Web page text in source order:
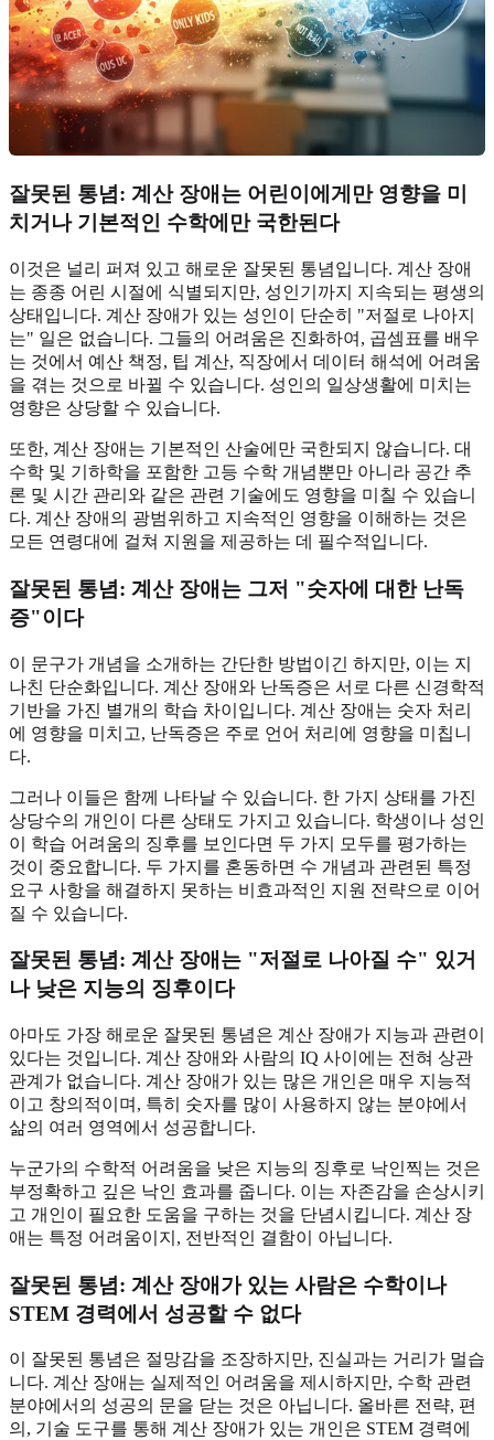
잘못된 통념: 계산 장애는 어린이에게만 영향을 미
치거나 기본적인 수학에만 국한된다
이것은 널리 퍼져 있고 해로운 잘못된 통념입니다. 계산 장애
는 종종 어린 시절에 식별되지만, 성인기까지 지속되는 평생의
상태입니다. 계산 장애가 있는 성인이 단순히 "저절로 나아지
는" 일은 없습니다. 그들의 어려움은 진화하여, 곱셈표를 배우
는 것에서 예산 책정, 팁 계산, 직장에서 데이터 해석에 어려움
을 겪는 것으로 바뀔 수 있습니다. 성인의 일상생활에 미치는
영향은 상당할 수 있습니다.
또한, 계산 장애는 기본적인 산술에만 국한되지 않습니다. 대
수학 및 기하학을 포함한 고등 수학 개념뿐만 아니라 공간 추
론 및 시간 관리와 같은 관련 기술에도 영향을 미칠 수 있습니
다. 계산 장애의 광범위하고 지속적인 영향을 이해하는 것은
모든 연령대에 걸쳐 지원을 제공하는 데 필수적입니다.
잘못된 통념: 계산 장애는 그저 "숫자에 대한 난독
증"이다
이 문구가 개념을 소개하는 간단한 방법이긴 하지만, 이는 지
나친 단순화입니다. 계산 장애와 난독증은 서로 다른 신경학적
기반을 가진 별개의 학습 차이입니다. 계산 장애는 숫자 처리
에 영향을 미치고, 난독증은 주로 언어 처리에 영향을 미칩니
다.
그러나 이들은 함께 나타날 수 있습니다. 한 가지 상태를 가진
상당수의 개인이 다른 상태도 가지고 있습니다. 학생이나 성인
이 학습 어려움의 징후를 보인다면 두 가지 모두를 평가하는
것이 중요합니다. 두 가지를 혼동하면 수 개념과 관련된 특정
요구 사항을 해결하지 못하는 비효과적인 지원 전략으로 이어
질 수 있습니다.
잘못된 통념: 계산 장애는 "저절로 나아질 수" 있거
나 낮은 지능의 징후이다
아마도 가장 해로운 잘못된 통념은 계산 장애가 지능과 관련이
있다는 것입니다. 계산 장애와 사람의 IQ 사이에는 전혀 상관
관계가 없습니다. 계산 장애가 있는 많은 개인은 매우 지능적
이고 창의적이며, 특히 숫자를 많이 사용하지 않는 분야에서
삶의 여러 영역에서 성공합니다.
누군가의 수학적 어려움을 낮은 지능의 징후로 낙인찍는 것은
부정확하고 깊은 낙인 효과를 줍니다. 이는 자존감을 손상시키
고 개인이 필요한 도움을 구하는 것을 단념시킵니다. 계산 장
애는 특정 어려움이지, 전반적인 결함이 아닙니다.
잘못된 통념: 계산 장애가 있는 사람은 수학이나
STEM 경력에서 성공할 수 없다
이 잘못된 통념은 절망감을 조장하지만, 진실과는 거리가 멀습
니다. 계산 장애는 실제적인 어려움을 제시하지만, 수학 관련
분야에서의 성공의 문을 닫는 것은 아닙니다. 올바른 전략, 편
의, 기술 도구를 통해 계산 장애가 있는 개인은 STEM 경력에